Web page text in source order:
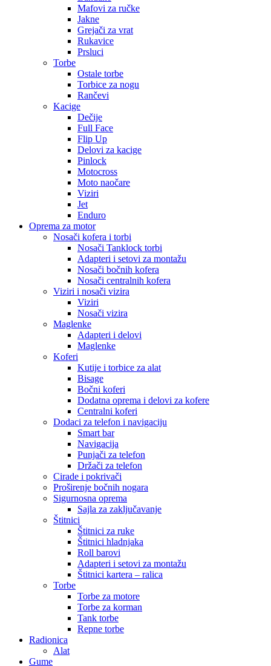
Mafovi za ručke
Jakne
Grejači za vrat
Rukavice
Prsluci
Torbe
Ostale torbe
Torbice za nogu
Rančevi
Kacige
Dečije
Full Face
Flip Up
Delovi za kacige
Pinlock
Motocross
Moto naočare
Viziri
Jet
Enduro
Oprema za motor
Nosači kofera i torbi
Nosači Tanklock torbi
Adapteri i setovi za montažu
Nosači bočnih kofera
Nosači centralnih kofera
Viziri i nosači vizira
Viziri
Nosači vizira
Maglenke
Adapteri i delovi
Maglenke
Koferi
Kutije i torbice za alat
Bisage
Bočni koferi
Dodatna oprema i delovi za kofere
Centralni koferi
Dodaci za telefon i navigaciju
Smart bar
Navigacija
Punjači za telefon
Držači za telefon
Cirade i pokrivači
Proširenje bočnih nogara
Sigurnosna oprema
Sajla za zaključavanje
Štitnici
Štitnici za ruke
Štitnici hladnjaka
Roll barovi
Adapteri i setovi za montažu
Štitnici kartera – ralica
Torbe
Torbe za motore
Torbe za korman
Tank torbe
Repne torbe
Radionica
Alat
Gume